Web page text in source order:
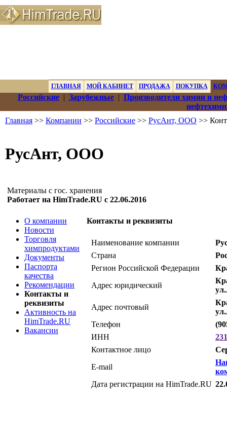
ГЛАВНАЯ МОЙ КАБИНЕТ ПРОДАЖА ПОКУПКА
Российские| Зарубежные| Производители химии и
Главная >> Компании >> Российские >> РусАнт, ООО >>
РусАнт, ООО
Материалы с гос. хранения
Работает на HimTrade.RU с 22.06.2016
О компании
Новости
Торговля
химпродуктами
Документы
Паспорта
качества
Рекомендации
Контакты и
реквизиты
Активность на
HimTrade.RU
Вакансии
Контакты и реквизиты
Наименование компании
Страна
Регион Российской Федерации
Адрес юридический
Адрес почтовый
Телефон
ИНН
Контактное лицо
E-mail
Дата регистрации на HimTrade.RU